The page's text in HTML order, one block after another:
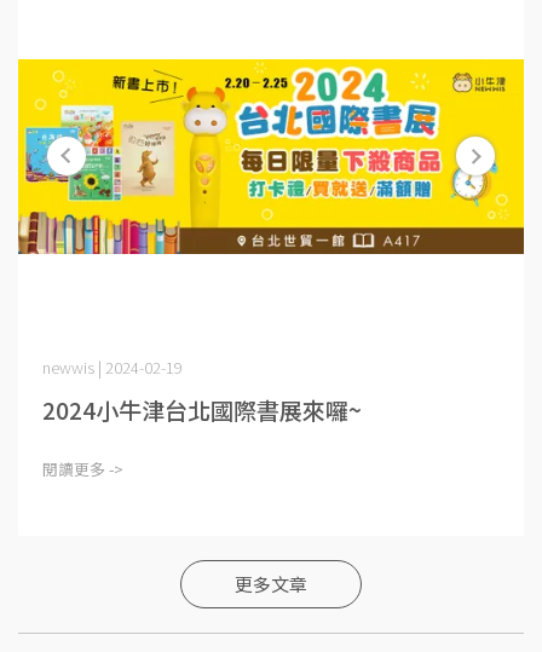
newwis | 2024-02-19
2024小牛津台北國際書展來囉~
閱讀更多 ->
更多文章